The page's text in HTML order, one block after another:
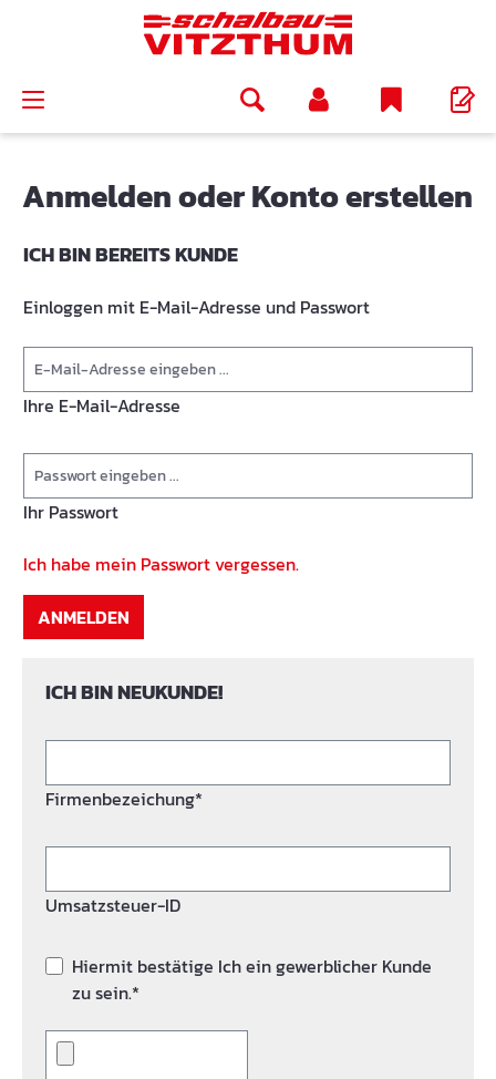
Anmelden oder Konto erstellen
ICH BIN BEREITS KUNDE
Einloggen mit E-Mail-Adresse und Passwort
Ihre E-Mail-Adresse
Ihr Passwort
Ich habe mein Passwort vergessen.
ANMELDEN
ICH BIN NEUKUNDE!
Firmenbezeichung*
Umsatzsteuer-ID
Hiermit bestätige Ich ein gewerblicher Kunde
zu sein.*